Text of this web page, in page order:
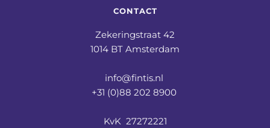
CONTACT
Zekeringstraat 42
1014 BT Amsterdam
info@fintis.nl
+31 (0)88 202 8900
KvK  27272221